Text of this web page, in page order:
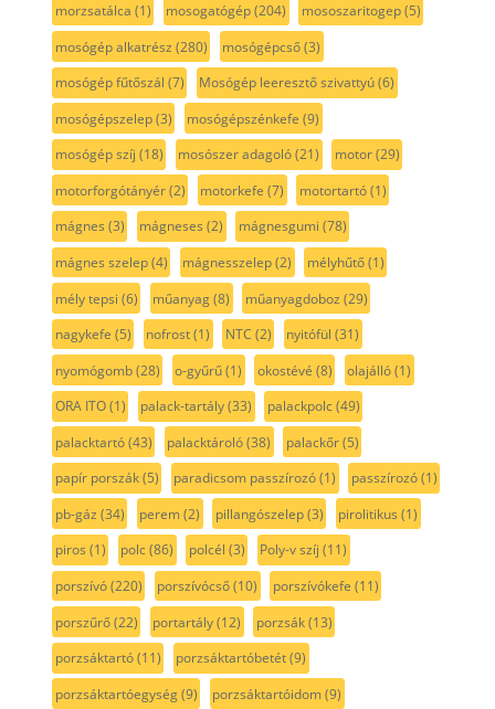
morzsatálca (1) mosogatógép(204) mososzaritogep(5)
mosógép alkatrész (280) mosógépcső(3)
mosógép fűtőszál (7) Mosógép leeresztő szivattyú(6)
mosógépszelep(3) mosógépszénkefe (9)
mosógép szíj (18) mosószer adagoló(21) motor(29)
motorforgótányér(2) motorkefe (7) motortartó(1)
mágnes (3) mágneses (2) mágnesgumi (78)
mágnes szelep(4) mágnesszelep(2) mélyhűtő(1)
mély tepsi (6) műanyag(8) műanyagdoboz (29)
nagykefe (5) nofrost(1) NTC (2) nyitófül (31)
nyomógomb(28) o-gyűrű(1) okostévé (8) olajálló(1)
ORA ITO(1) palack-tartály(33) palackpolc(49)
palacktartó(43) palacktároló(38) palackőr(5)
papír porszák(5) paradicsom passzírozó(1) passzírozó(1)
pb-gáz (34) perem(2) pillangószelep(3) pirolitikus (1)
piros (1) polc(86) polcél (3) Poly-v szíj (11)
porszívó(220) porszívócső(10) porszívókefe (11)
porszűrő(22) portartály(12) porzsák(13)
porzsáktartó(11) porzsáktartóbetét(9)
porzsáktartóegység(9) porzsáktartóidom(9)